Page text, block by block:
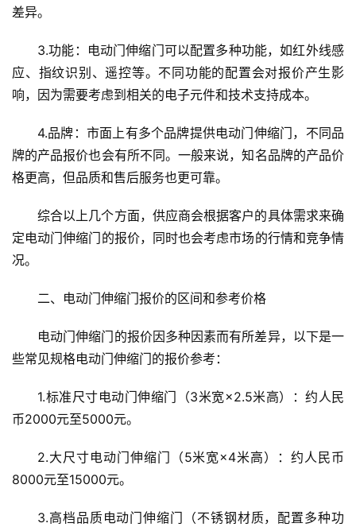
差异。
3.功能：电动门伸缩门可以配置多种功能，如红外线感
应、指纹识别、遥控等。不同功能的配置会对报价产生影
响，因为需要考虑到相关的电子元件和技术支持成本。
4.品牌：市面上有多个品牌提供电动门伸缩门，不同品
牌的产品报价也会有所不同。一般来说，知名品牌的产品价
格更高，但品质和售后服务也更可靠。
综合以上几个方面，供应商会根据客户的具体需求来确
定电动门伸缩门的报价，同时也会考虑市场的行情和竞争情
况。
二、电动门伸缩门报价的区间和参考价格
电动门伸缩门的报价因多种因素而有所差异，以下是一
些常见规格电动门伸缩门的报价参考：
1.标准尺寸电动门伸缩门（3米宽×2.5米高）：约人民
币2000元至5000元。
2.大尺寸电动门伸缩门（5米宽×4米高）：约人民币
8000元至15000元。
3.高档品质电动门伸缩门（不锈钢材质，配置多种功